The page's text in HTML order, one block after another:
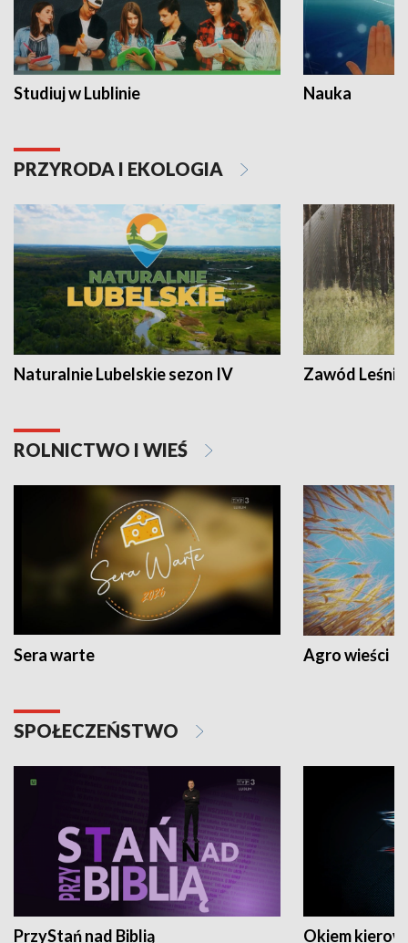
Studiuj w Lublinie Nauka
PRZYRODA I EKOLOGIA
Naturalnie Lubelskie sezon IV Zawód Leśnik
ROLNICTWO I WIEŚ
Sera warte Agro wieści
SPOŁECZEŃSTWO
PrzyStań nad Biblią Okiem